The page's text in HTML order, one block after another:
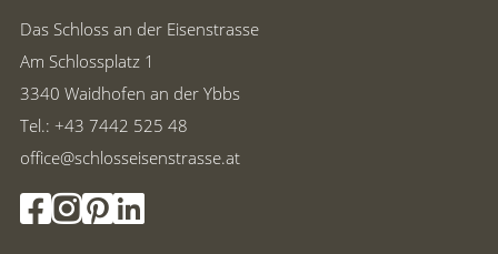
Das Schloss an der Eisenstrasse
Am Schlossplatz 1
3340 Waidhofen an der Ybbs
Tel.: +43 7442 525 48
office@schlosseisenstrasse.at